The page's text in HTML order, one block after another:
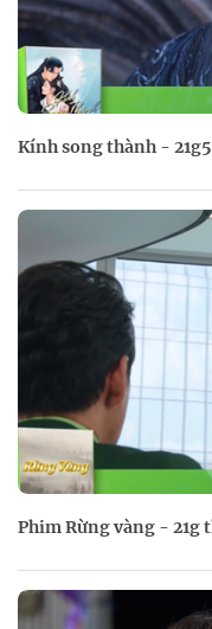
Kính song thành -
Phim Rừng vàng - 21g